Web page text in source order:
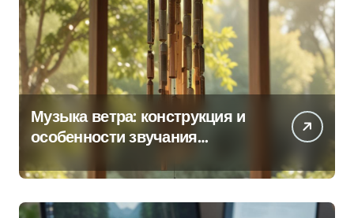
Музыка ветра: конструкция и
особенности звучания